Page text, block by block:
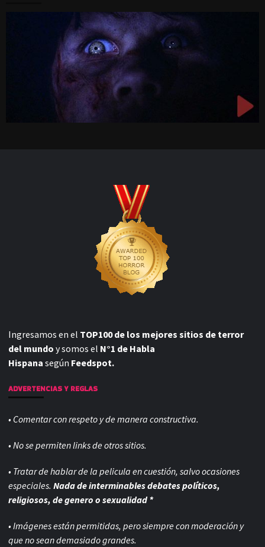
Ingresamos en el TOP100 de los mejores sitios de terror
del mundo y somos el N°1 de Habla
Hispana según Feedspot.
ADVERTENCIAS Y REGLAS
• Comentar con respeto y de manera constructiva.
• No se permiten links de otros sitios.
• Tratar de hablar de la pelicula en cuestión, salvo ocasiones
especiales. Nada de interminables debates políticos,
religiosos, de genero o sexualidad *
• Imágenes están permitidas, pero siempre conmoderación y
que no sean demasiado grandes.